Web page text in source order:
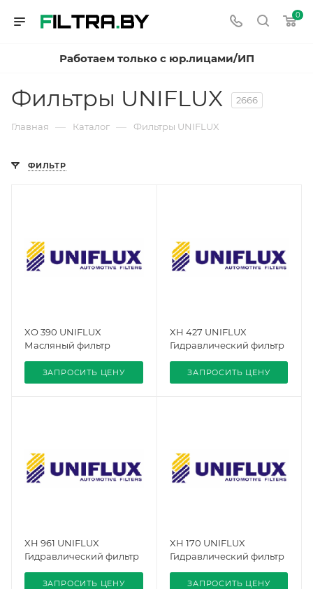
0
Работаем только с юр.лицами/ИП
Фильтры UNIFLUX 2666
Главная — Каталог — Фильтры UNIFLUX
ФИЛЬТР
XO 390 UNIFLUX
Масляный фильтр
ЗАПРОСИТЬ ЦЕНУ
XH 427 UNIFLUX
Гидравлический фильтр
ЗАПРОСИТЬ ЦЕНУ
XH 961 UNIFLUX
Гидравлический фильтр
ЗАПРОСИТЬ ЦЕНУ
XH 170 UNIFLUX
Гидравлический фильтр
ЗАПРОСИТЬ ЦЕНУ